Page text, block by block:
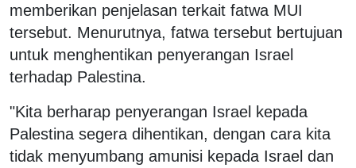
memberikan penjelasan terkait fatwa MUI
tersebut. Menurutnya, fatwa tersebut bertujuan
untuk menghentikan penyerangan Israel
terhadap Palestina.
"Kita berharap penyerangan Israel kepada
Palestina segera dihentikan, dengan cara kita
tidak menyumbang amunisi kepada Israel dan